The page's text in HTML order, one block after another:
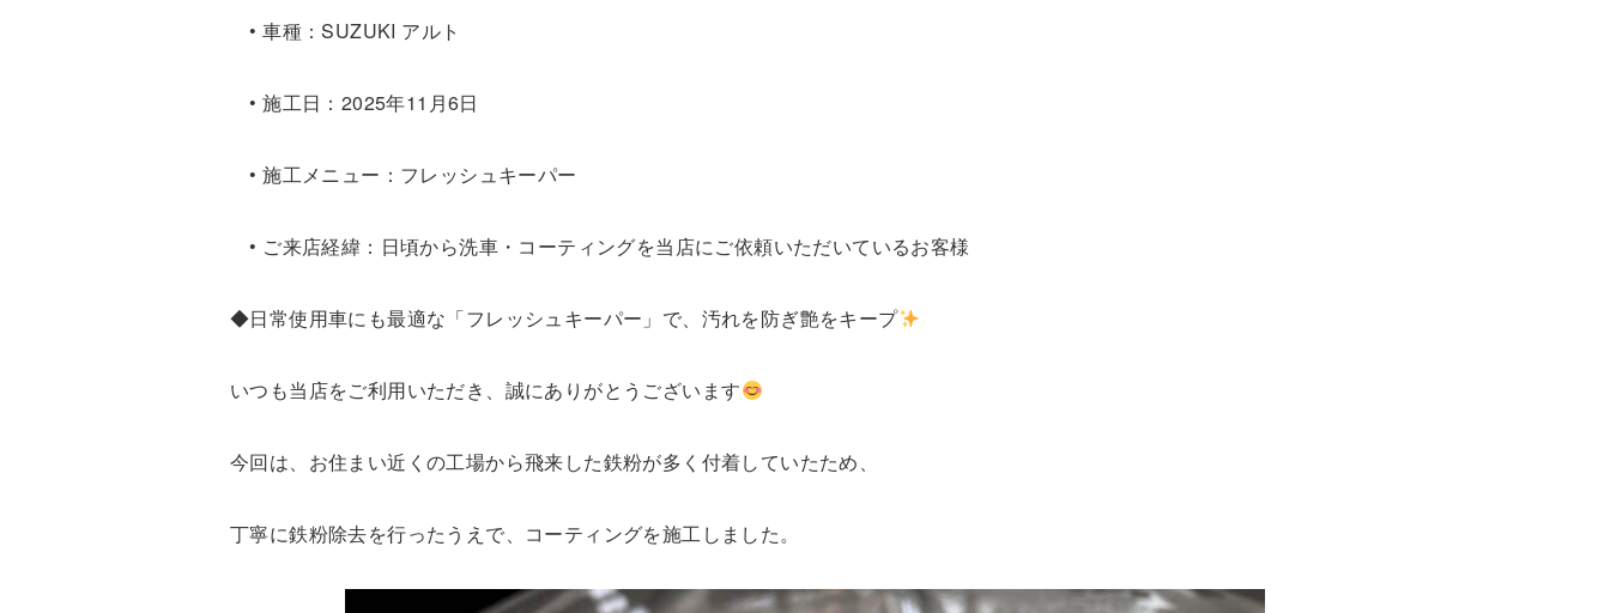
• 車種：SUZUKI アルト
• 施工日：2025年11月6日
• 施工メニュー：フレッシュキーパー
• ご来店経緯：日頃から洗車・コーティングを当店にご依頼いただいているお客様
◆日常使用車にも最適な「フレッシュキーパー」で、汚れを防ぎ艶をキープ
いつも当店をご利用いただき、誠にありがとうございます
今回は、お住まい近くの工場から飛来した鉄粉が多く付着していたため、
丁寧に鉄粉除去を行ったうえで、コーティングを施工しました。